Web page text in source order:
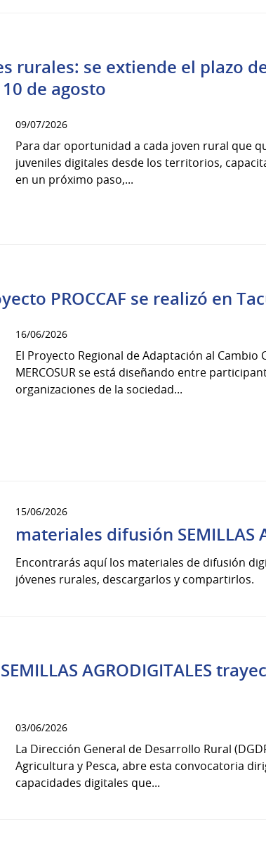
rurales: se extiende el plazo
de agosto
09/07/2026
Para dar oportunidad a cada joven rural que
juveniles digitales desde los territorios,
en un próximo paso,...
PROCCAF se realizó en
16/06/2026
El Proyecto Regional de Adaptación al
MERCOSUR se está diseñando entre
organizaciones de la sociedad...
15/06/2026
materiales difusión SEMILLAS
Encontrarás aquí los materiales de difusión
jóvenes rurales, descargarlos y compartirlos.
AGRODIGITALES
03/06/2026
La Dirección General de Desarrollo Rural
Agricultura y Pesca, abre esta convocatoria
capacidades digitales que...